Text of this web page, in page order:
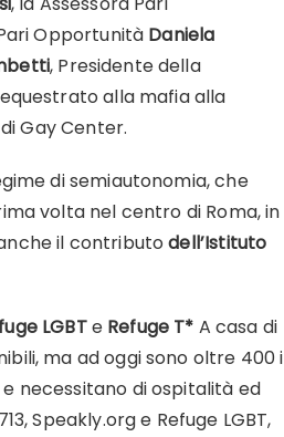
Opportunità Daniela
, Presidente della
alla mafia alla
Gay Center.
di semiautonomia, che
volta nel centro di Roma, in
il contributodell’Istituto
LGBTe Refuge T* A casa di
ma ad oggi sono oltre 400 i
necessitano di ospitalità ed
Speakly.org e Refuge LGBT,